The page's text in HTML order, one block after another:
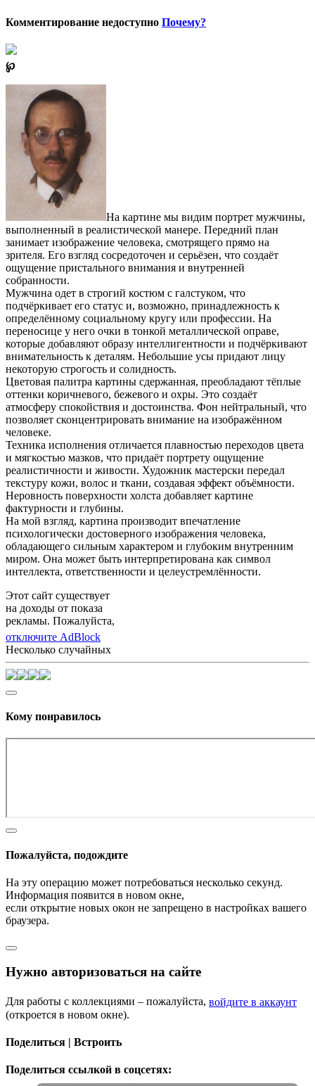
Комментирование недоступно Почему?
℘
На картине мы видим портрет мужчины,
выполненный в реалистической манере. Передний план
занимает изображение человека, смотрящего прямо на
зрителя. Его взгляд сосредоточен и серьёзен, что создаёт
ощущение пристального внимания и внутренней
собранности.
Мужчина одет в строгий костюм с галстуком, что
подчёркивает его статус и, возможно, принадлежность к
определённому социальному кругу или профессии. На
переносице у него очки в тонкой металлической оправе,
которые добавляют образу интеллигентности и подчёркивают
внимательность к деталям. Небольшие усы придают лицу
некоторую строгость и солидность.
Цветовая палитра картины сдержанная, преобладают тёплые
оттенки коричневого, бежевого и охры. Это создаёт
атмосферу спокойствия и достоинства. Фон нейтральный, что
позволяет сконцентрировать внимание на изображённом
человеке.
Техника исполнения отличается плавностью переходов цвета
и мягкостью мазков, что придаёт портрету ощущение
реалистичности и живости. Художник мастерски передал
текстуру кожи, волос и ткани, создавая эффект объёмности.
Неровность поверхности холста добавляет картине
фактурности и глубины.
На мой взгляд, картина производит впечатление
психологически достоверного изображения человека,
обладающего сильным характером и глубоким внутренним
миром. Она может быть интерпретирована как символ
интеллекта, ответственности и целеустремлённости.
Этот сайт существует
на доходы от показа
рекламы. Пожалуйста,
отключите AdBlock
Несколько случайных
Кому понравилось
Пожалуйста, подождите
На эту операцию может потребоваться несколько секунд.
Информация появится в новом окне,
если открытие новых окон не запрещено в настройках вашего
браузера.
Нужно авторизоваться на сайте
Для работы с коллекциями – пожалуйста, войдите в аккаунт
(откроется в новом окне).
Поделиться | Встроить
Поделиться ссылкой в соцсетях: